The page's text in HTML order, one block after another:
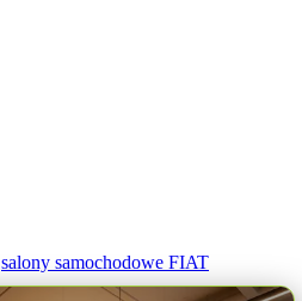
salony samochodowe FIAT